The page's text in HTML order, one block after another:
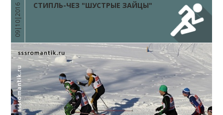
09|10|2016 СТИПЛЬ-ЧЕЗ "ШУСТРЫЕ ЗАЙЦЫ"